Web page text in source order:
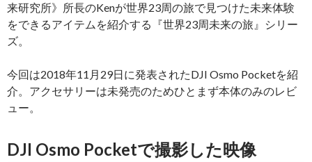
来研究所》所長のKenが世界23周の旅で見つけた未来体験
をできるアイテムを紹介する『世界23周未来の旅』シリー
ズ。
今回は2018年11月29日に発表されたDJI Osmo Pocketを紹
介。アクセサリーは未発売のためひとまず本体のみのレビ
ュー。
DJI Osmo Pocketで撮影した映像